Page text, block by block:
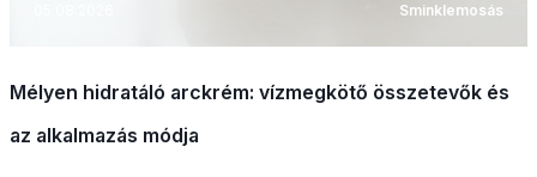
Sminklemosás
Mélyen hidratáló arckrém: vízmegkötő összetevők és
az alkalmazás módja